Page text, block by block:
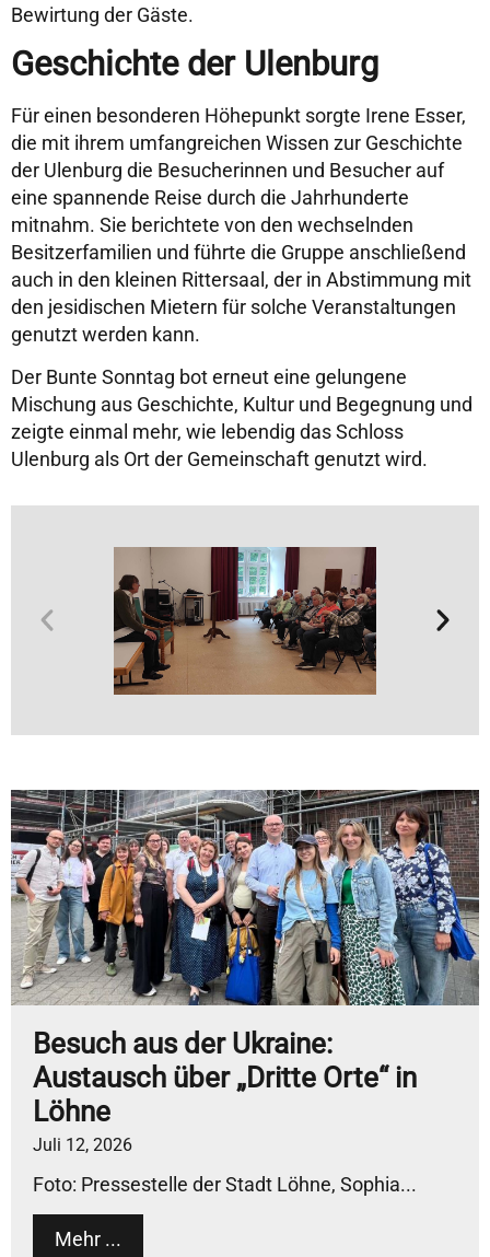
Bewirtung der Gäste.
Geschichte der Ulenburg
Für einen besonderen Höhepunkt sorgte Irene Esser,
die mit ihrem umfangreichen Wissen zur Geschichte
der Ulenburg die Besucherinnen und Besucher auf
eine spannende Reise durch die Jahrhunderte
mitnahm. Sie berichtete von den wechselnden
Besitzerfamilien und führte die Gruppe anschließend
auch in den kleinen Rittersaal, der in Abstimmung mit
den jesidischen Mietern für solche Veranstaltungen
genutzt werden kann.
Der Bunte Sonntag bot erneut eine gelungene
Mischung aus Geschichte, Kultur und Begegnung und
zeigte einmal mehr, wie lebendig das Schloss
Ulenburg als Ort der Gemeinschaft genutzt wird.
Besuch aus der Ukraine:
Austausch über „Dritte Orte“ in
Löhne
Juli 12, 2026
Foto: Pressestelle der Stadt Löhne, Sophia...
Mehr ...